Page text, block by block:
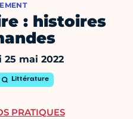
: histoires
mai 2022
Littérature
PRATIQUES